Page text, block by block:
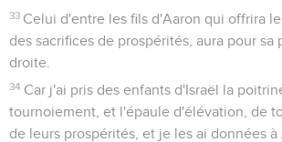
33 Celui d'entre les fils d'Aaron qui offrira
des sacrifices de prospérités, aura pour sa
droite.
34 Car j'ai pris des enfants d'Israël la
tournoiement, et l'épaule d'élévation, de
de leurs prospérités, et je les ai données à